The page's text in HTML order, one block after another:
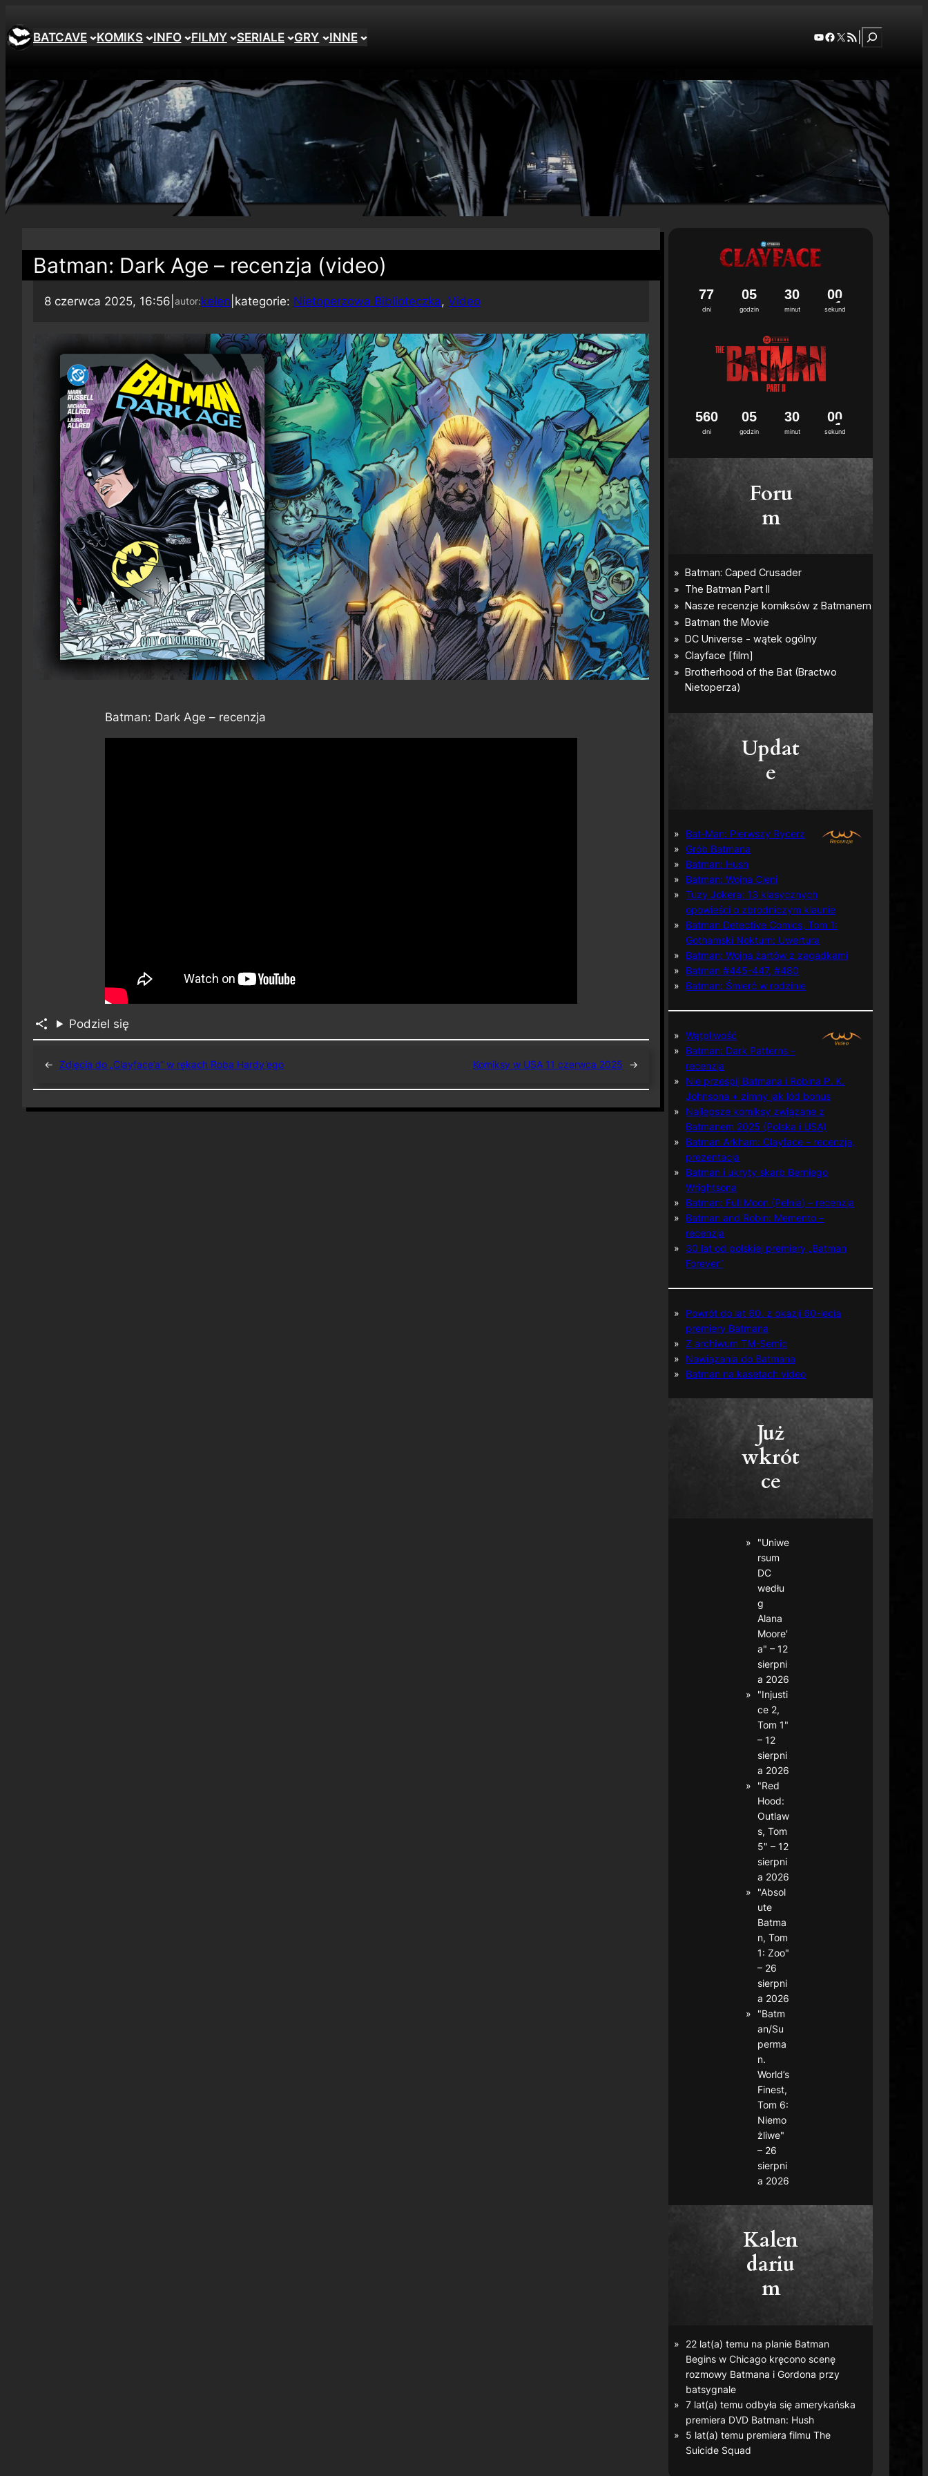
BATCAVE KOMIKS INFO FILMY SERIALE GRY INNE YouTube
Facebook
X RSS FeedSzukaj
Batman: Dark Age – recenzja (video)
8 czerwca 2025, 16:56 autor:kelen kategorie: Nietoperzowa Biblioteczka, Video
Batman: Dark Age – recenzja
Podziel się
← Zdjęcia do „Clayface’a” w rękach Roba Hardy’ego Komiksy w USA 11 czerwca 2025 →
dni
77
godzin
05
minut
2
3
9
0
sekund
5
0
9
0
dni
560
godzin
05
minut
2
3
9
0
sekund
5
0
9
0
Foru
m
Updat
e
Bat-Man: Pierwszy Rycerz
Grób Batmana
Batman: Hush
Batman: Wojna Cieni
Tuzy Jokera: 13 klasycznych
opowieści o zbrodniczym klaunie
Batman Detective Comics, Tom 1:
Gothamski Nokturn: Uwertura
Batman: Wojna żartów z zagadkami
Batman #445-447, #480
Batman: Śmierć w rodzinie
Wątpliwość
Batman: Dark Patterns –
recenzja
Nie prześpij Batmana i Robina P. K.
Johnsona + zimny jak lód bonus
Najlepsze komiksy związane z
Batmanem 2025 (Polska i USA)
Batman Arkham: Clayface – recenzja,
prezentacja
Batman i ukryty skarb Berniego
Wrightsona
Batman: Full Moon (Pełnia) – recenzja
Batman and Robin: Memento –
recenzja
30 lat od polskiej premiery „Batman
Forever”
Powrót do lat 60. z okazji 60-lecia
premiery Batmana
Z archiwum TM-Semic
Nawiązania do Batmana
Batman na kasetach video
Już
wkrót
ce
"Uniwe
rsum
DC
wedłu
g
Alana
Moore'
a" – 12
sierpni
a 2026
"Injusti
ce 2,
Tom 1"
– 12
sierpni
a 2026
"Red
Hood:
Outlaw
s, Tom
5" – 12
sierpni
a 2026
"Absol
ute
Batma
n, Tom
1: Zoo"
– 26
sierpni
a 2026
"Batm
an/Su
perma
n.
World’s
Finest,
Tom 6:
Niemo
żliwe"
– 26
sierpni
a 2026
Kalen
dariu
m
22 lat(a) temu na planie Batman
Begins w Chicago kręcono scenę
rozmowy Batmana i Gordona przy
batsygnale
7 lat(a) temu odbyła się amerykańska
premiera DVD Batman: Hush
5 lat(a) temu premiera filmuThe
Suicide Squad